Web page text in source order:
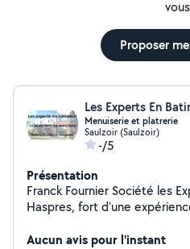
Proposer
Les Experts En
Menuiserie et platrerie
Saulzoir (Saulzoir)
-/5
Présentation
Franck Fournier Société les
Haspres, fort d'une
vous apporter mes conseils
Aucun avis pour l'instant